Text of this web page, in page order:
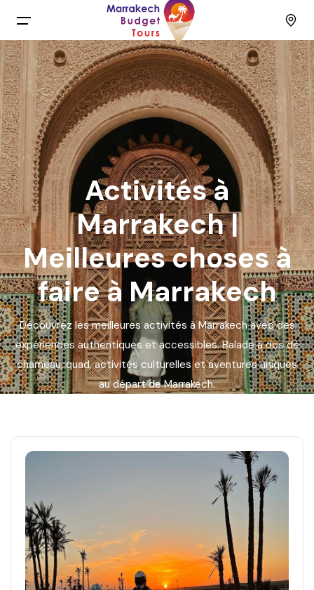
Menu
Accueil
Circuits
Excursions
Activités
Groupe à petit budget
Contact
Languages
Back
English
Français
Spain
Activités à
Marrakech |
Meilleures choses à
faire à Marrakech
Découvrez les meilleures activités à Marrakech avec des
expériences authentiques et accessibles. Balade à dos de
chameau, quad, activités culturelles et aventures uniques
au départ de Marrakech.